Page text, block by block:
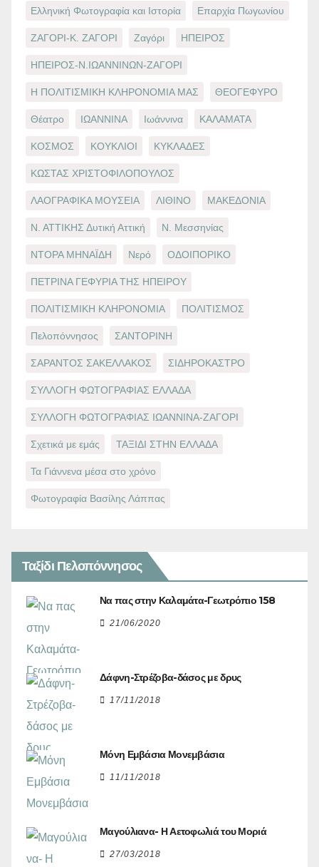
Ελληνική Φωτογραφία και Ιστορία Επαρχία Πωγωνίου
ΖΑΓΟΡΙ-Κ. ΖΑΓΟΡΙ Ζαγόρι ΗΠΕΙΡΟΣ
ΗΠΕΙΡΟΣ-Ν.ΙΩΑΝΝΙΝΩΝ-ΖΑΓΟΡΙ
Η ΠΟΛΙΤΙΣΜΙΚΗ ΚΛΗΡΟΝΟΜΙΑ ΜΑΣ ΘΕΟΓΕΦΥΡΟ
Θέατρο ΙΩΑΝΝΙΝΑ Ιωάννινα ΚΑΛΑΜΑΤΑ
ΚΟΣΜΟΣ ΚΟΥΚΛΙΟΙ ΚΥΚΛΑΔΕΣ
ΚΩΣΤΑΣ ΧΡΙΣΤΟΦΙΛΟΠΟΥΛΟΣ
ΛΑΟΓΡΑΦΙΚΑ ΜΟΥΣΕΙΑ ΛΙΘΙΝΟ ΜΑΚΕΔΟΝΙΑ
Ν. ΑΤΤΙΚΗΣ Δυτική Αττική Ν. Μεσσηνίας
ΝΤΟΡΑ ΜΗΝΑΪΔΗ Νερό ΟΔΟΙΠΟΡΙΚΟ
ΠΕΤΡΙΝΑ ΓΕΦΥΡΙΑ ΤΗΣ ΗΠΕΙΡΟΥ
ΠΟΛΙΤΙΣΜΙΚΗ ΚΛΗΡΟΝΟΜΙΑ ΠΟΛΙΤΙΣΜΟΣ
Πελοπόννησος ΣΑΝΤΟΡΙΝΗ
ΣΑΡΑΝΤΟΣ ΣΑΚΕΛΛΑΚΟΣ ΣΙΔΗΡΟΚΑΣΤΡΟ
ΣΥΛΛΟΓΗ ΦΩΤΟΓΡΑΦΙΑΣ ΕΛΛΑΔΑ
ΣΥΛΛΟΓΗ ΦΩΤΟΓΡΑΦΙΑΣ ΙΩΑΝΝΙΝΑ-ΖΑΓΟΡΙ
Σχετικά με εμάς ΤΑΞΙΔΙ ΣΤΗΝ ΕΛΛΑΔΑ
Τα Γιάννενα μέσα στο χρόνο
Φωτογραφία Βασίλης Λάππας
Ταξίδι Πελοπόννησος
Να πας στην Καλαμάτα-Γεωτρόπιο 158
21/06/2020
Δάφνη-Στρέζοβα-δάσος με δρυς
17/11/2018
Μόνη Εμβάσια Μονεμβάσια
11/11/2018
Μαγούλιανα- Η Αετοφωλιά του Μοριά
27/03/2018